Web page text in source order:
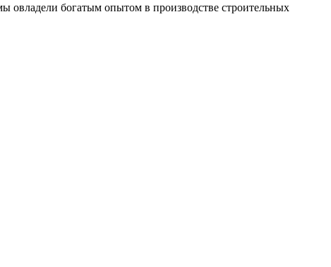
овладели богатым опытом в производстве строительных